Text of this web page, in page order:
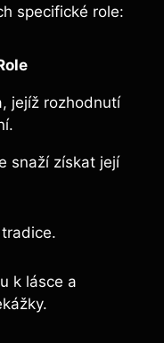
specifické role:
jejíž rozhodnutí
snaží získat její
k lásce a